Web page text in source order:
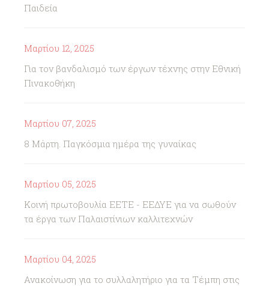
Παιδεία
Μαρτίου 12, 2025
Για τον βανδαλισμό των έργων τέχνης στην Εθνική
Πινακοθήκη
Μαρτίου 07, 2025
8 Μάρτη. Παγκόσμια ημέρα της γυναίκας
Μαρτίου 05, 2025
Κοινή πρωτοβουλία ΕΕΤΕ - ΕΕΔΥΕ για να σωθούν
τα έργα των Παλαιστίνιων καλλιτεχνών
Μαρτίου 04, 2025
Ανακοίνωση για το συλλαλητήριο για τα Τέμπη στις